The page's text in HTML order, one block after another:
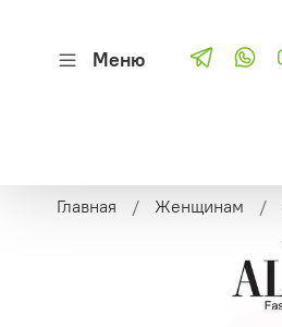
Меню
Главная Женщинам